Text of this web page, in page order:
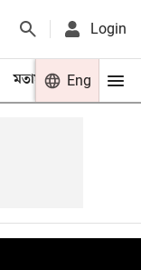
Login
মতামত খেলা
Eng